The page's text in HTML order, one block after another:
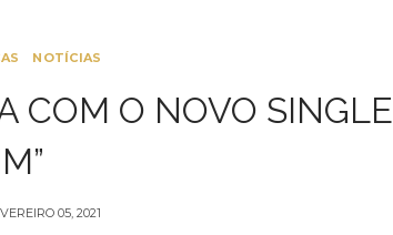
NOTÍCIAS
COM O NOVO SINGLE
05, 2021